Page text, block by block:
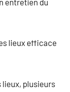
lieux efficace
lieux, plusieurs